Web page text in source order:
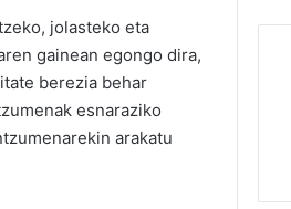
jolasteko eta
gainean egongo dira,
berezia behar
esnaraziko
arakatu